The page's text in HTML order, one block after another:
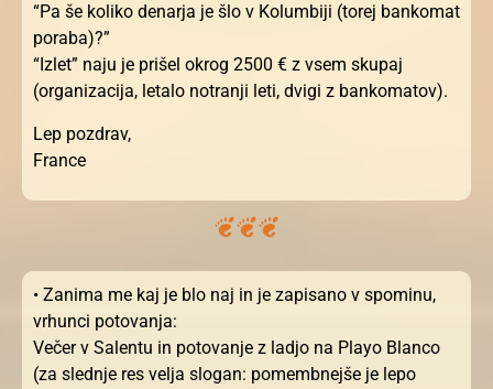
“Pa še koliko denarja je šlo v Kolumbiji (torej bankomat
poraba)?”
“Izlet” naju je prišel okrog 2500 € z vsem skupaj
(organizacija, letalo notranji leti, dvigi z bankomatov).
Lep pozdrav,
France
• Zanima me kaj je blo naj in je zapisano v spominu,
vrhunci potovanja:
Večer v Salentu in potovanje z ladjo na Playo Blanco
(za slednje res velja slogan: pomembnejše je lepo